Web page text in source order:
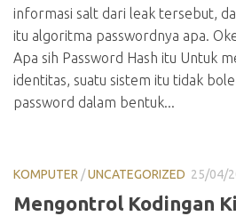
informasi salt dari leak tersebut,
itu algoritma passwordnya apa.
Apa sih Password Hash itu Untuk
identitas, suatu sistem itu tidak
password dalam bentuk...
KOMPUTER /UNCATEGORIZED 25/04/
Mengontrol Kodingan